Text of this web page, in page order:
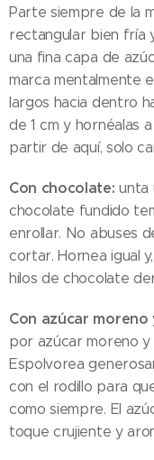
Parte siempre de la
rectangular bien fría
una fina capa de
marca mentalmente
largos hacia dentro
de 1 cm y hornéalas
partir de aquí, solo
Con chocolate: unta
chocolate fundido
enrollar. No abuses
cortar. Hornea igual
hilos de chocolate
Con azúcar moreno
por azúcar moreno y
Espolvorea
con el rodillo para
como siempre. El
toque crujiente y